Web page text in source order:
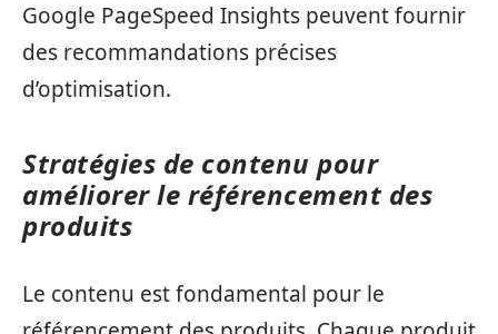
Google PageSpeed Insights peuvent fournir
des recommandations précises
d’optimisation.
Stratégies de contenu pour
améliorer le référencement des
produits
Le contenu est fondamental pour le